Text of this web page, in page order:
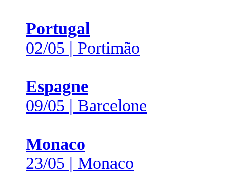
Portugal
02/05 | Portimão
Espagne
09/05 | Barcelone
Monaco
23/05 | Monaco